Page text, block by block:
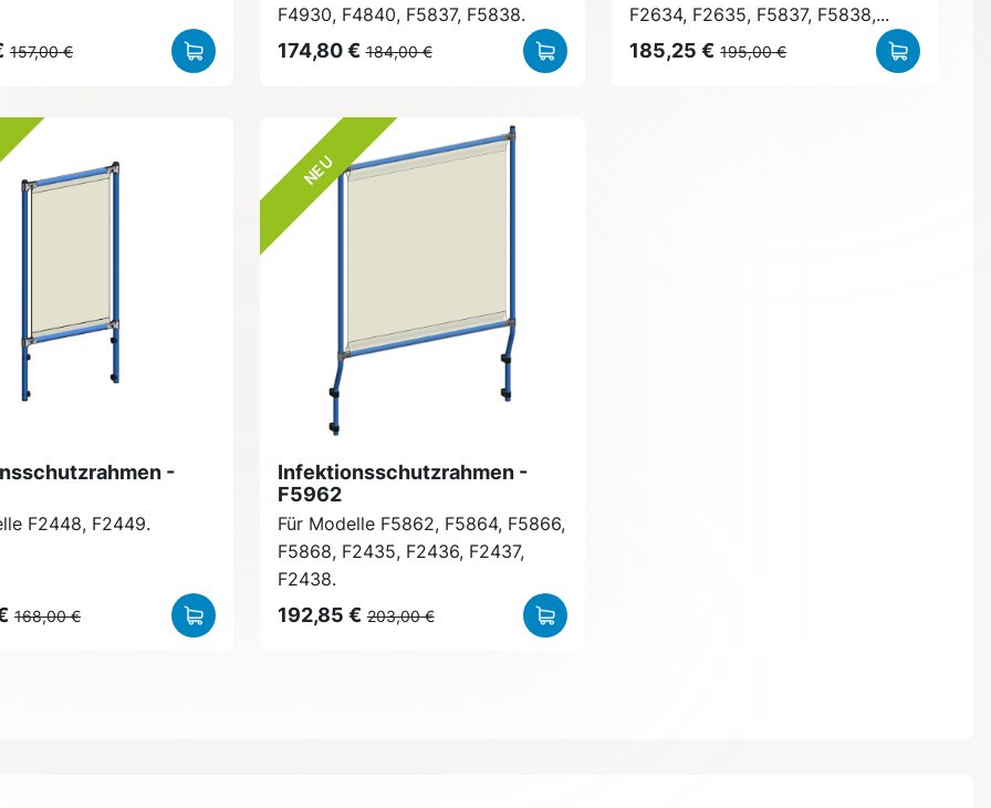
157,00 €
F4930, F4840, F5837, F5838.
174,80 € 184,00 €
F2634, F2635, F5837, F5838,...
185,25 € 195,00 €
-
F2448, F2449.
168,00 €
NEU
Infektionsschutzrahmen -
F5962
Für Modelle F5862, F5864, F5866,
F5868, F2435, F2436, F2437,
F2438.
192,85 € 203,00 €